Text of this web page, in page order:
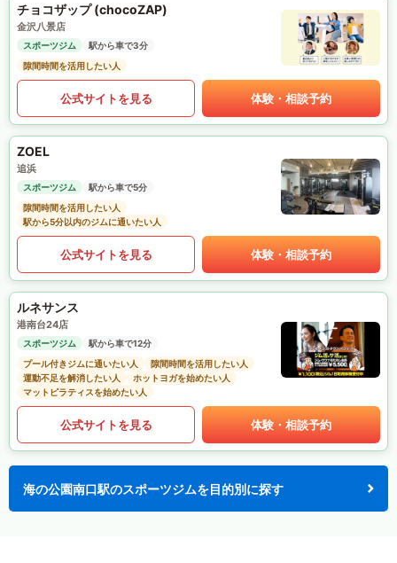
チョコザップ (chocoZAP)
金沢八景店
スポーツジム
駅から車で3分
隙間時間を活用したい人
公式サイトを見る 体験・相談予約
ZOEL
追浜
スポーツジム
駅から車で5分
隙間時間を活用したい人
駅から5分以内のジムに通いたい人
公式サイトを見る 体験・相談予約
ルネサンス
港南台24店
スポーツジム
駅から車で12分
プール付きジムに通いたい人
隙間時間を活用したい人
運動不足を解消したい人
ホットヨガを始めたい人
マットピラティスを始めたい人
公式サイトを見る 体験・相談予約
海の公園南口駅のスポーツジムを目的別に探す